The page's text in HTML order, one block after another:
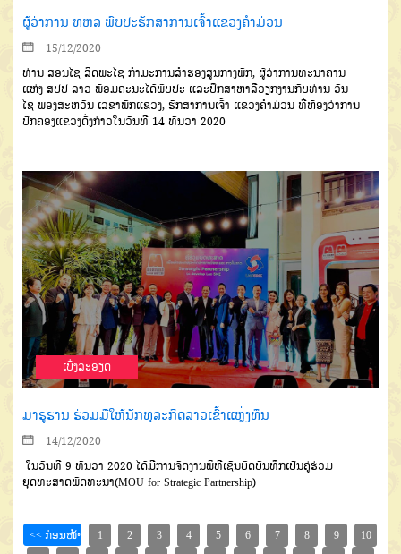
ຜູ້ວ່າການ ທຫລ ພົບປະຮັກສາການເຈົ້າແຂວງຄຳມ່ວນ
15/12/2020
ທ່ານ ສອນໄຊ ສິດພະໄຊ ກຳມະການສຳຮອງສູນກາງພັກ, ຜູ້ວ່າການທະນາຄານ
ແຫ່ງ ສປປ ລາວ ພ້ອມຄະນະໄດ້ພົບປະ ແລະປຶກສາຫາລືວຽກງານກັບທ່ານ ວັນ
ໄຊ ພອງສະຫວັນ ເລຂາພັກແຂວງ, ຮັກສາການເຈົ້າ ແຂວງຄໍາມ່ວນ ທີ່ຫ້ອງວ່າການ
ປົກຄອງແຂວງດັ່ງກ່າວໃນວັນທີ 14 ທັນວາ 2020
ເບີ່ງລະອຽດ
ມາຣູຮານ ຮ່ວມມືໃຫ້ນັກທຸລະກິດລາວເຂົ້າແຫຼ່ງທຶນ
14/12/2020
ໃນວັນທີ 9 ທັນວາ 2020 ໄດ້ມີການຈັດງານພິທີເຊັນບົດບັນທຶກເປັນຄູ່ຮ່ວມ
ຍຸດທະສາດພັດທະນາ(MOU for Strategic Partnership)